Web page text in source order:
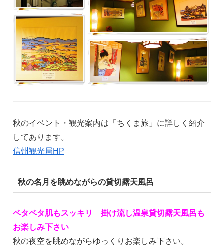
秋のイベント・観光案内は「ちくま旅」に詳しく紹介
してあります。
信州観光局HP
秋の名月を眺めながらの貸切露天風呂
ベタベタ肌もスッキリ 掛け流し温泉貸切露天風呂も
お楽しみ下さい
秋の夜空を眺めながらゆっくりお楽しみ下さい。